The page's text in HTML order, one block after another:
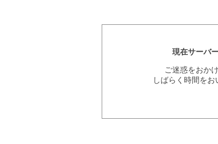
現在サーバ
ご迷惑をおか
しばらく時間を